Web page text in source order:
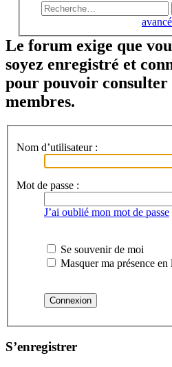
Le forum exige que
soyez enregistré et
pour pouvoir
membres.
Nom d’utilisateur :
Mot de passe :
J’ai oublié mon mot de passe
Se souvenir de moi
Masquer ma présence
S’enregistrer